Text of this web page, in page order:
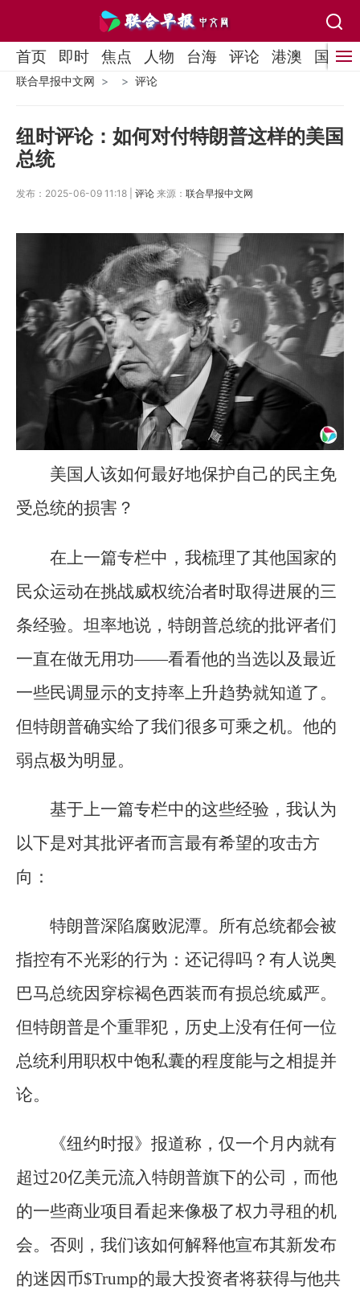
首页 即时 焦点 人物 台海 评论 港澳 国际
联合早报中文网 评论
纽时评论：如何对付特朗普这样的美国
总统
发布：2025-06-09 11:18 | 评论 来源： 联合早报中文网
美国人该如何最好地保护自己的民主免
受总统的损害？
在上一篇专栏中，我梳理了其他国家的
民众运动在挑战威权统治者时取得进展的三
条经验。坦率地说，特朗普总统的批评者们
一直在做无用功——看看他的当选以及最近
一些民调显示的支持率上升趋势就知道了。
但特朗普确实给了我们很多可乘之机。他的
弱点极为明显。
基于上一篇专栏中的这些经验，我认为
以下是对其批评者而言最有希望的攻击方
向：
特朗普深陷腐败泥潭。所有总统都会被
指控有不光彩的行为：还记得吗？有人说奥
巴马总统因穿棕褐色西装而有损总统威严。
但特朗普是个重罪犯，历史上没有任何一位
总统利用职权中饱私囊的程度能与之相提并
论。
《纽约时报》报道称，仅一个月内就有
超过20亿美元流入特朗普旗下的公司，而他
的一些商业项目看起来像极了权力寻租的机
会。否则，我们该如何解释他宣布其新发布
的迷因币$Trump的最大投资者将获得与他共